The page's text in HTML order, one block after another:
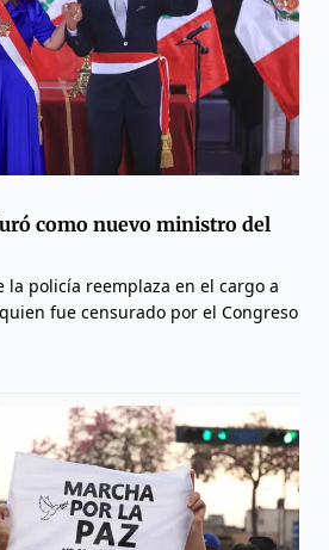
como nuevo ministro del
la policía reemplaza en el cargo a
quien fue censurado por el Congreso